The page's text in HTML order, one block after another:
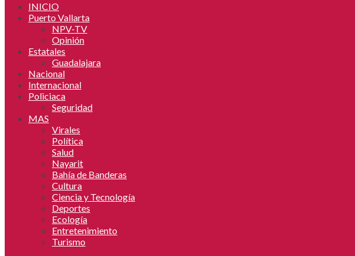
INICIO
Puerto Vallarta
NPV-TV
Opinión
Estatales
Guadalajara
Nacional
Internacional
Policiaca
Seguridad
MAS
Virales
Política
Salud
Nayarit
Bahía de Banderas
Cultura
Ciencia y Tecnología
Deportes
Ecología
Entretenimiento
Turismo